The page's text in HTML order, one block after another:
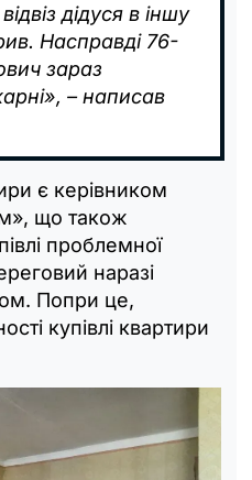
дідуся в іншу
Насправді 76-
зараз
– написав
є керівником
що також
проблемної
наразі
Попри це,
купівлі квартири